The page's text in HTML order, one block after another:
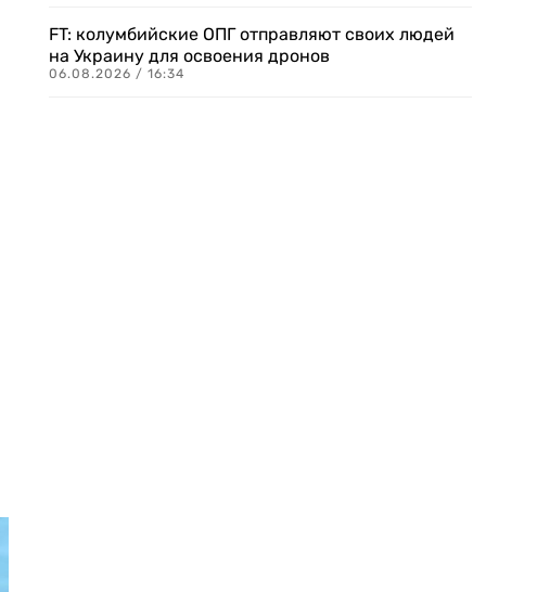
FT: колумбийские ОПГ отправляют своих людей
на Украину для освоения дронов
06.08.2026 / 16:34